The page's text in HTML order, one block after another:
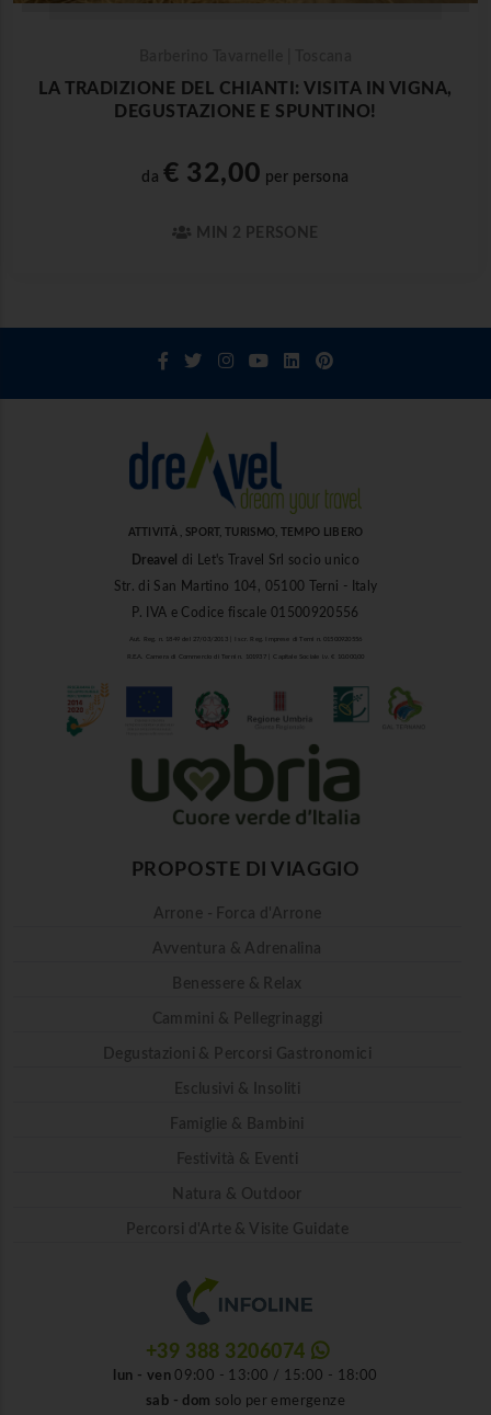
LA TRADIZIONE DEL CHIANTI: VISITA IN VIGNA,
DEGUSTAZIONE E SPUNTINO!
da € 32,00 per persona
MIN 2 PERSONE
ATTIVITÀ , SPORT, TURISMO, TEMPO LIBERO
Dreavel
di Let's Travel Srl socio unico
Str. di San Martino 104, 05100 Terni - Italy
P. IVA e Codice fiscale 01500920556
Aut. Reg. n. 1849 del 27/03/2013 | Iscr. Reg. Imprese di Terni n. 01500920556
R.E.A. Camera di Commercio di Terni n. 101937 | Capitale Sociale i.v. € 10.000,00
PROPOSTE DI VIAGGIO
Arrone - Forca d'Arrone
Avventura & Adrenalina
Benessere & Relax
Cammini & Pellegrinaggi
Degustazioni & Percorsi Gastronomici
Esclusivi & Insoliti
Famiglie & Bambini
Festività & Eventi
Natura & Outdoor
Percorsi d'Arte & Visite Guidate
+39 388 3206074
lun - ven09:00 - 13:00 / 15:00 - 18:00
sab - dom solo per emergenze